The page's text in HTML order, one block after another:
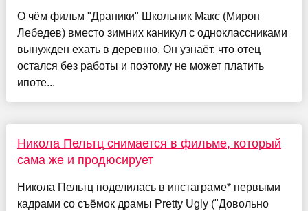
О чём фильм "Драники" Школьник Макс (Мирон
Лебедев) вместо зимних каникул с одноклассниками
вынужден ехать в деревню. Он узнаёт, что отец
остался без работы и поэтому не может платить
ипоте...
Никола Пельтц снимается в фильме, который
сама же и продюсирует
Никола Пельтц поделилась в инстаграме* первыми
кадрами со съёмок драмы Pretty Ugly ("Довольно